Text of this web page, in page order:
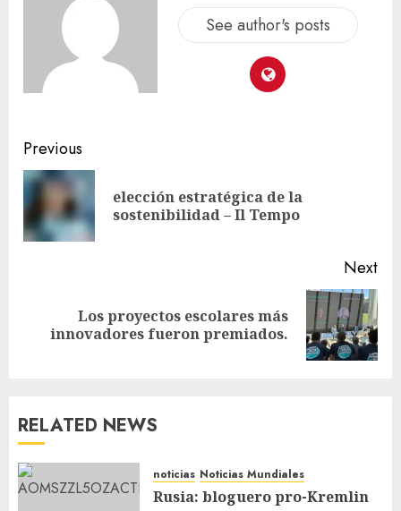
See author's posts
Previous
elección estratégica de la
sostenibilidad – Il Tempo
Next
Los proyectos escolares más
innovadores fueron premiados.
RELATED NEWS
noticias Noticias Mundiales
Rusia: bloguero pro-Kremlin